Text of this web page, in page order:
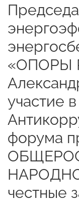
«ОПОРЫ
участие
форума
честные